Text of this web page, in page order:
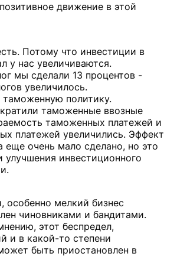
движение в этой
Потому что инвестиции в
у нас увеличиваются.
мы сделали 13 процентов -
увеличилось.
таможенную политику.
таможенные ввозные
таможенных платежей и
платежей увеличились. Эффект
еще очень мало сделано, но это
улучшения инвестиционного
особенно мелкий бизнес
чиновниками и бандитами.
этот беспредел,
и в какой-то степени
быть приостановлен в